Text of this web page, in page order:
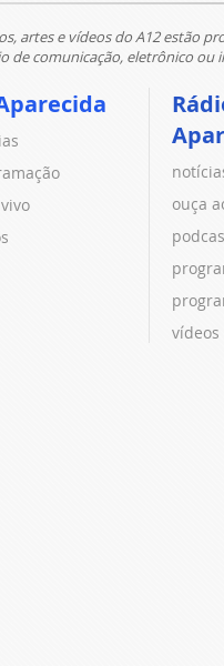
artes e vídeos do A12 estão
comunicação, eletrônico ou
ouça
vídeos